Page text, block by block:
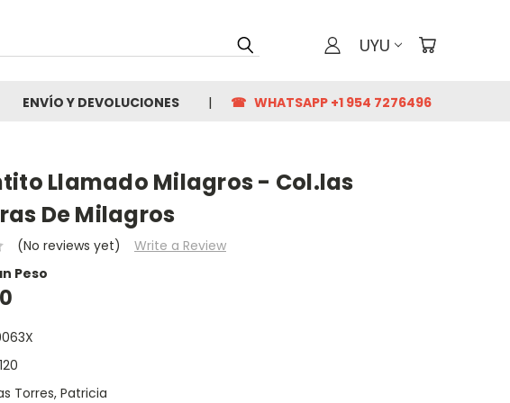
UYU
ENVÍO Y DEVOLUCIONES ☎ WHATSAPP +1 954 7276496
Llamado Milagros - Col.las
De Milagros
(No reviews yet)
Write a Review
Peso
Torres, Patricia